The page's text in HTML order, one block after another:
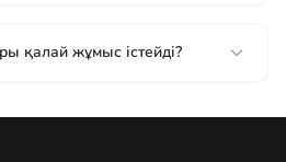
қалай жұмыс істейді?